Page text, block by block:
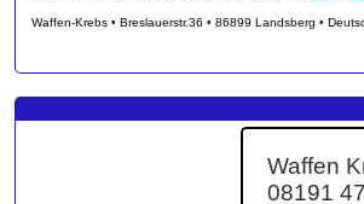
Waffen-Krebs • Breslauerstr.36 • 86899 Landsberg •